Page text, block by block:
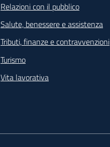
Relazioni con il pubblico
Salute, benessere e assistenza
Tributi, finanze e contravvenzioni
Turismo
Vita lavorativa